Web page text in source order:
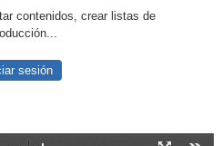
contenidos, crear listas de
sesión